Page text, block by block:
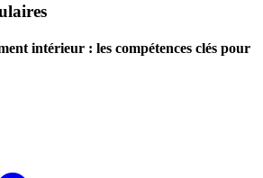
intérieur : les compétences clés pour